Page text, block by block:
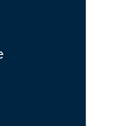
la Santé